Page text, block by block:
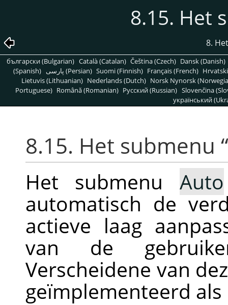
8.15. Het
8.
български (Bulgarian) Català (Catalan) Čeština (Czech) Dansk (Danish)
(Spanish)
پارسی (Persian) Suomi (Finnish) Français (French)
Lietuvis (Lithuanian) Nederlands (Dutch) Norsk Nynorsk
Portuguese) Română (Romanian) Pусский (Russian) Slovenčina
український
8.15. Het submenu “
Het submenu Auto
automatisch de
actieve laag
van de
Verscheidene van
geïmplementeerd als